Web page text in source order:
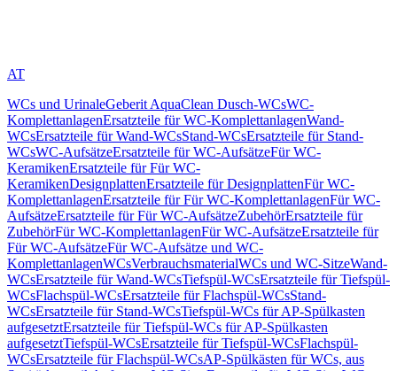
AT
WCs und UrinaleGeberit AquaClean Dusch-WCsWC-
KomplettanlagenErsatzteile für WC-KomplettanlagenWand-
WCsErsatzteile für Wand-WCsStand-WCsErsatzteile für Stand-
WCsWC-AufsätzeErsatzteile für WC-AufsätzeFür WC-
KeramikenErsatzteile für Für WC-
KeramikenDesignplattenErsatzteile für DesignplattenFür WC-
KomplettanlagenErsatzteile für Für WC-KomplettanlagenFür WC-
AufsätzeErsatzteile für Für WC-AufsätzeZubehörErsatzteile für
ZubehörFür WC-KomplettanlagenFür WC-AufsätzeErsatzteile für
Für WC-AufsätzeFür WC-Aufsätze und WC-
KomplettanlagenWCsVerbrauchsmaterialWCs und WC-SitzeWand-
WCsErsatzteile für Wand-WCsTiefspül-WCsErsatzteile für Tiefspül-
WCsFlachspül-WCsErsatzteile für Flachspül-WCsStand-
WCsErsatzteile für Stand-WCsTiefspül-WCs für AP-Spülkasten
aufgesetztErsatzteile für Tiefspül-WCs für AP-Spülkasten
aufgesetztTiefspül-WCsErsatzteile für Tiefspül-WCsFlachspül-
WCsErsatzteile für Flachspül-WCsAP-Spülkästen für WCs, aus